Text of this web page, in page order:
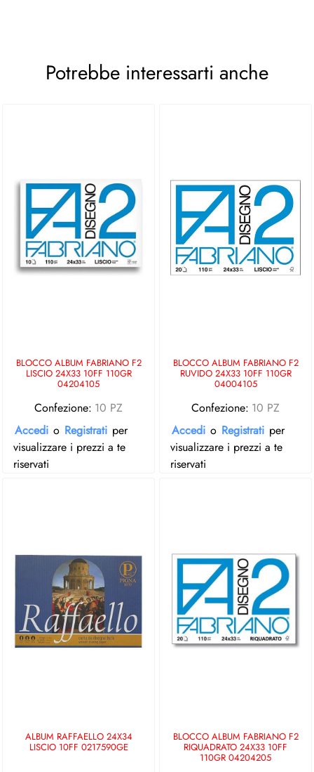
Potrebbe interessarti anche
BLOCCO ALBUM FABRIANO F2
LISCIO 24X33 10FF 110GR
04204105
Confezione: 10 PZ
Accedi o Registrati per
visualizzare i prezzi a te
riservati
BLOCCO ALBUM FABRIANO F2
RUVIDO 24X33 10FF 110GR
04004105
Confezione: 10 PZ
Accedi o Registrati per
visualizzare i prezzi a te
riservati
ALBUM RAFFAELLO 24X34
LISCIO 10FF 0217590GE
BLOCCO ALBUM FABRIANO F2
RIQUADRATO 24X33 10FF
110GR 04204205